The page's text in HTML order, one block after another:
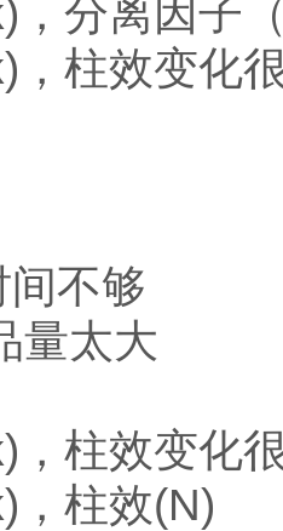
，分离因子
，柱效变化
间不够
量太大
，柱效变化
，柱效(N)